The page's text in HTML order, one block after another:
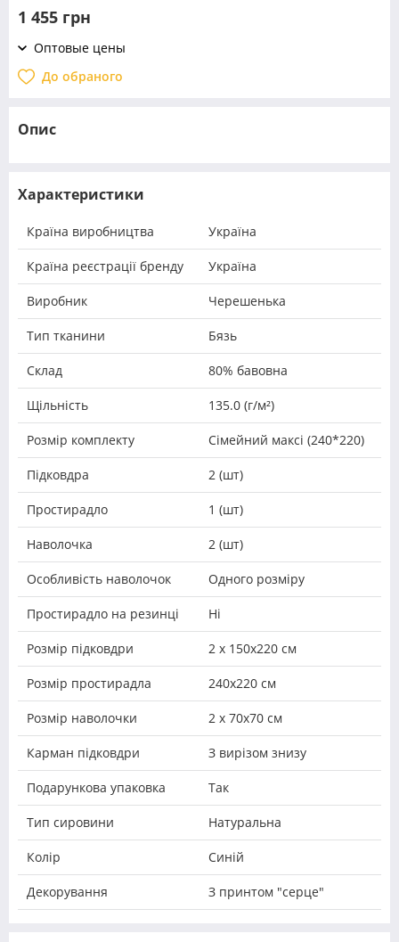
1 455 грн
Оптовые цены
До обраного
Опис
Характеристики
Країна виробництва Україна
Країна реєстрації бренду Україна
Виробник Черешенька
Тип тканини Бязь
Склад 80% бавовна
Щільність 135.0 (г/м²)
Розмір комплекту Сімейний максі (240*220)
Підковдра 2 (шт)
Простирадло 1 (шт)
Наволочка 2 (шт)
Особливість наволочок Одного розміру
Простирадло на резинці Ні
Розмір підковдри 2 х 150х220 см
Розмір простирадла 240х220 см
Розмір наволочки 2 х 70х70 см
Карман підковдри З вирізом знизу
Подарункова упаковка Так
Тип сировини Натуральна
Колір Синій
Декорування З принтом "серце"